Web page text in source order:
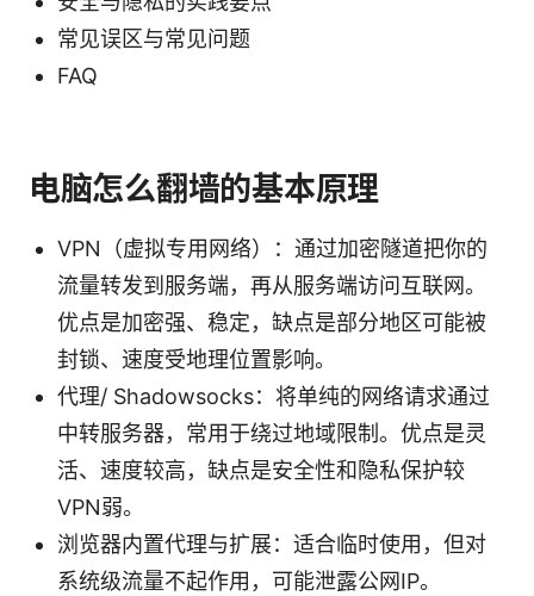
常见误区与常见问题
FAQ
电脑怎么翻墙的基本原理
VPN（虚拟专用网络）：通过加密隧道把你的
流量转发到服务端，再从服务端访问互联网。
优点是加密强、稳定，缺点是部分地区可能被
封锁、速度受地理位置影响。
代理/ Shadowsocks：将单纯的网络请求通过
中转服务器，常用于绕过地域限制。优点是灵
活、速度较高，缺点是安全性和隐私保护较
VPN弱。
浏览器内置代理与扩展：适合临时使用，但对
系统级流量不起作用，可能泄露公网IP。